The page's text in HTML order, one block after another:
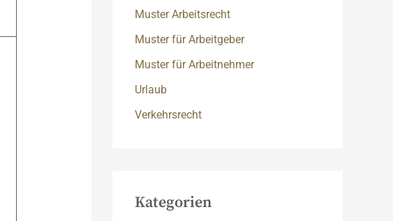
Muster Arbeitsrecht
Muster für Arbeitgeber
Muster für Arbeitnehmer
Urlaub
Verkehrsrecht
Kategorien